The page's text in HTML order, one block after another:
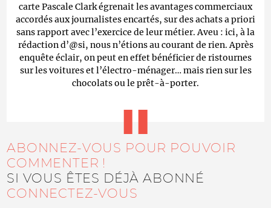
carte Pascale Clark égrenait les avantages commerciaux
accordés aux journalistes encartés, sur des achats a priori
sans rapport avec l’exercice de leur métier. Aveu : ici, à la
rédaction d’@si, nous n’étions au courant de rien. Après
enquête éclair, on peut en effet bénéficier de ristournes
sur les voitures et l’électro-ménager… mais rien sur les
chocolats ou le prêt-à-porter.
ABONNEZ-VOUS POUR POUVOIR
COMMENTER !
SI VOUS ÊTES DÉJÀ ABONNÉ
CONNECTEZ-VOUS